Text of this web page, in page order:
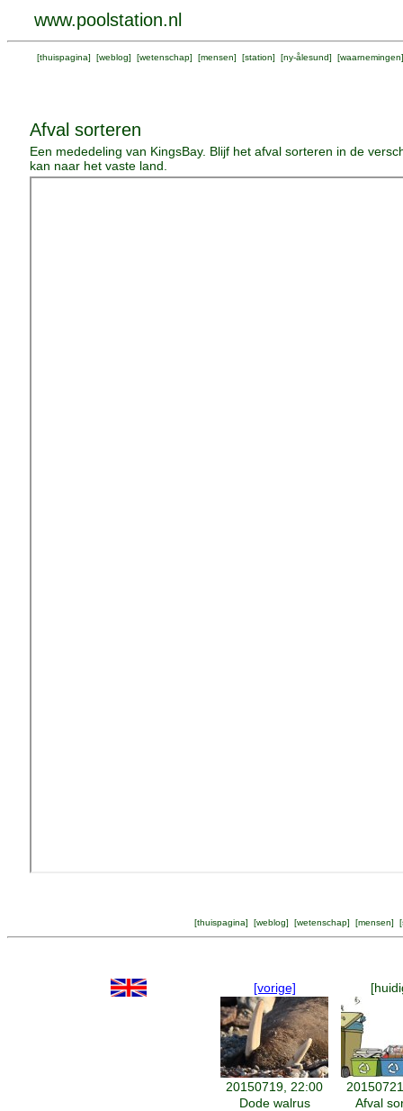
www.poolstation.nl
[thuispagina] [weblog] [wetenschap] [mensen] [station] [ny-ålesund] [waarnemingen
Afval sorteren
Een mededeling van KingsBay. Blijf het afval sorteren in de
kan naar het vaste land.
[thuispagina] [weblog] [wetenschap] [mensen] [
[vorige]
20150719, 22:00
Dode walrus
Afval